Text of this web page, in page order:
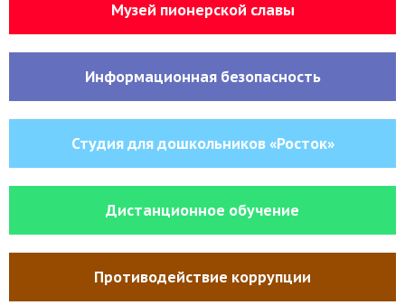
Музей пионерской славы
Информационная безопасность
Студия для дошкольников «Росток»
Дистанционное обучение
Противодействие коррупции